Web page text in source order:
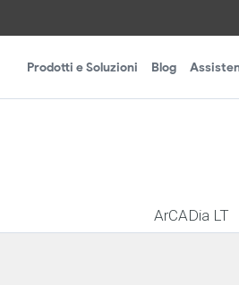
Prodotti e Soluzioni Blog
ArCADia LT